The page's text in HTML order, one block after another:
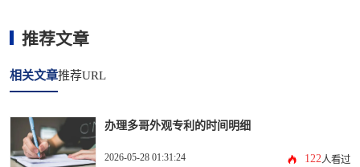
推荐文章
相关文章推荐URL
办理多哥外观专利的时间明细
2026-05-28 01:31:24 122人看过